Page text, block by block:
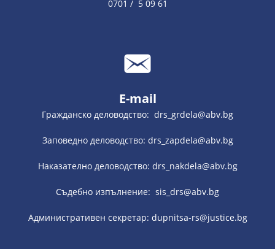
0701 / 5 09 61
E-mail
Гражданско деловодство: drs_grdela@abv.bg
Заповедно деловодство: drs_zapdela@abv.bg
Наказателно деловодство: drs_nakdela@abv.bg
Съдебно изпълнение: sis_drs@abv.bg
Административен секретар: dupnitsa-rs@justice.bg